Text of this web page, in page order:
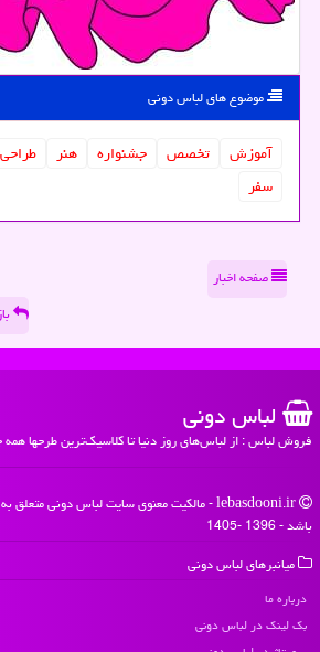
موضوع های لباس دونی
آموزش تخصص جشنواره هنر طراحی
سفر
صفحه اخبار
لباس دونی
فروش لباس : از لباس‌های روز دنیا تا کلاسیک‌ترین طرحها
باشد - 1396 -1405
میانبرهای لباس دونی
درباره ما
بک لینک در لباس دونی